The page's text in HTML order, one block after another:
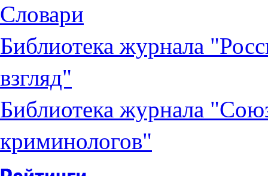
Словари
Библиотека журнала
взгляд"
Библиотека журнала
криминологов"